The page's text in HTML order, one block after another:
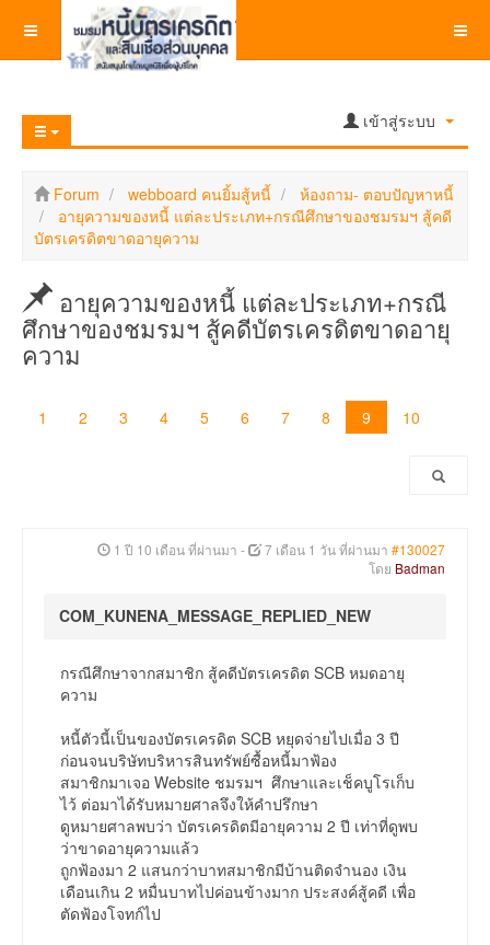
เข้าสู่ระบบ
Forum webboard คนยิ้มสู้หนี้
ห้องถาม- ตอบปัญหาหนี้
อายุความของหนี้ แต่ละประเภท+กรณีศึกษาของชมรมฯ สู้คดี
บัตรเครดิตขาดอายุความ
อายุความของหนี้ แต่ละประเภท+กรณี
ศึกษาของชมรมฯ สู้คดีบัตรเครดิตขาดอายุ
ความ
1 2 3 4 5 6 7 8 9 10
1 ปี 10 เดือน ที่ผ่านมา - 7 เดือน 1 วัน ที่ผ่านมา #130027
โดย Badman
COM_KUNENA_MESSAGE_REPLIED_NEW
กรณีศึกษาจากสมาชิก สู้คดีบัตรเครดิต SCB หมดอายุ
ความ
หนี้ตัวนี้เป็นของบัตรเครดิต SCB หยุดจ่ายไปเมื่อ 3 ปี
ก่อนจนบริษัทบริหารสินทรัพย์ซื้อหนี้มาฟ้อง
สมาชิกมาเจอ Website ชมรมฯ ศึกษาและเช็คบูโรเก็บ
ไว้ ต่อมาได้รับหมายศาลจึงให้คำปรึกษา
ดูหมายศาลพบว่า บัตรเครดิตมีอายุความ 2 ปี เท่าที่ดูพบ
ว่าขาดอายุความแล้ว
ถูกฟ้องมา 2 แสนกว่าบาทสมาชิกมีบ้านติดจำนอง เงิน
เดือนเกิน 2 หมื่นบาทไปค่อนข้างมาก ประสงค์สู้คดี เพื่อ
ตัดฟ้องโจทก์ไป